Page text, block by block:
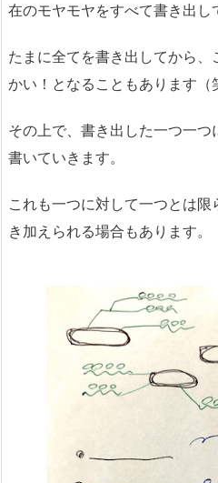
在のモヤモヤをすべて書き出し
たまに全てを書き出してから
かい！となることもあります（
その上で、書き出した一つ一
書いていきます。
これも一つに対して一つとは
き加えられる場合もあります。